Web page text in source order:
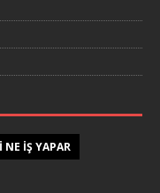
NE IŞ YAPAR